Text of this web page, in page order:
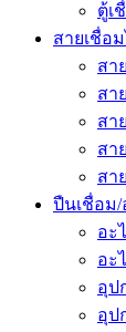
ตู้เ
สายเชื่อ
สา
สา
สา
สา
สา
ปืนเชื่อม/
อะ
อะ
อุป
อุป